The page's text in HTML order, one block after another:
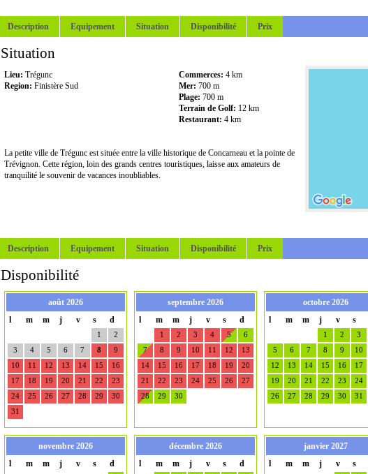
Description Equipement Situation Disponibilité Prix
Situation
Lieu: Trégunc
Region: Finistère Sud
Commerces: 4 km
Mer: 700 m
Plage: 700 m
Terrain de Golf: 12 km
Restaurant: 4 km
La petite ville de Trégunc est située entre la ville historique de Concarneau et la pointe de
Trévignon. Cette région, loin des grands centres touristiques, laisse aux amateurs de
tranquilité le souvenir de vacances inoubliables.
Description Equipement Situation Disponibilité Prix
Disponibilité
août 2026
l
m m j v s d
1
2
3
4 5 6 7 8
9
10
11 12 13 14 15
16
17
18 19 20 21 22
23
24
25 26 27 28 29
30
31
septembre 2026
l
m m j v s d
1 2 3 4 5
6
7
8 9 10 11 12
13
14
15 16 17 18 19
20
21
22 23 24 25 26
27
28
29 30
octobre 2026
l
m m j v s
1 2 3
5
6 7 8 9 10
12
13 14 15 16 17
19
20 21 22 23 24
26
27 28 29 30 31
novembre 2026
l
m m j v s d
décembre 2026
l
m m j v s d
janvier 2027
l
m m j v s